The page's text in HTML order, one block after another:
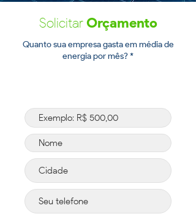
SolicitarOrçamento
Quanto sua empresa gasta em média de
energia por mês? *